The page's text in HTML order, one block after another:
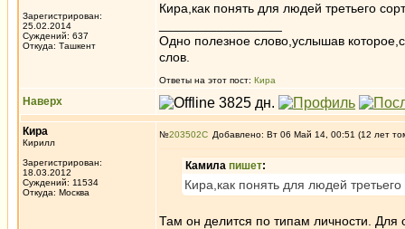
Зарегистрирован:
25.02.2014
Суждений: 637
Откуда: Ташкент
Кира,как понять для людей третьего
Одно полезное слово,услышав
слов.
Ответы на этот пост: Кира
Наверх
Кира
Кирилл
Зарегистрирован:
18.03.2012
Суждений: 11534
Откуда: Москва
№203502 Добавлено: Вт 06 Май 14, 00:51 (12 лет
Камила пишет:
Кира,как понять для людей третьего
Там он делится по типам личности. Для